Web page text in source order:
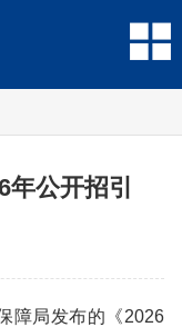
公开招引
障局发布的《2026